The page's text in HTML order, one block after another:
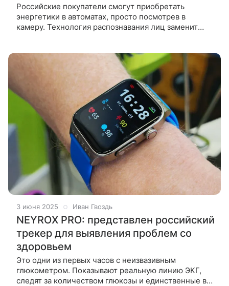
Российские покупатели смогут приобретать
энергетики в автоматах, просто посмотрев в
камеру. Технология распознавания лиц заменит
анонсировали
3 июня 2025 Иван Гвоздь
NEYROX PRO: представлен российский
трекер для выявления проблем со
здоровьем
Это одни из первых часов с неизвазивным
глюкометром. Показывают реальную линию ЭКГ,
следят за количеством глюкозы и единственные в